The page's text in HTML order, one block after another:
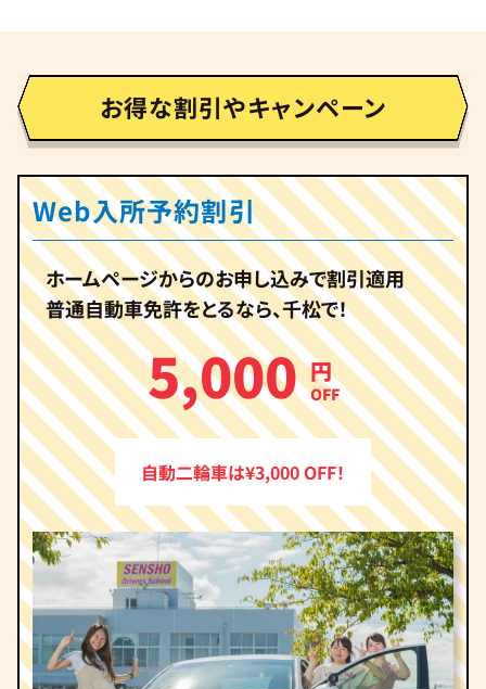
お得な割引やキャンペーン
Web入所予約割引
ホームページからのお申し込みで割引適用
普通自動車免許をとるなら、千松で！
5,000 円
OFF
自動二輪車は¥3,000 OFF！